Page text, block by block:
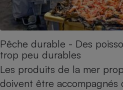
Pêche durable - Des
trop peu durables
Les produits de la mer
doivent être accompagnés